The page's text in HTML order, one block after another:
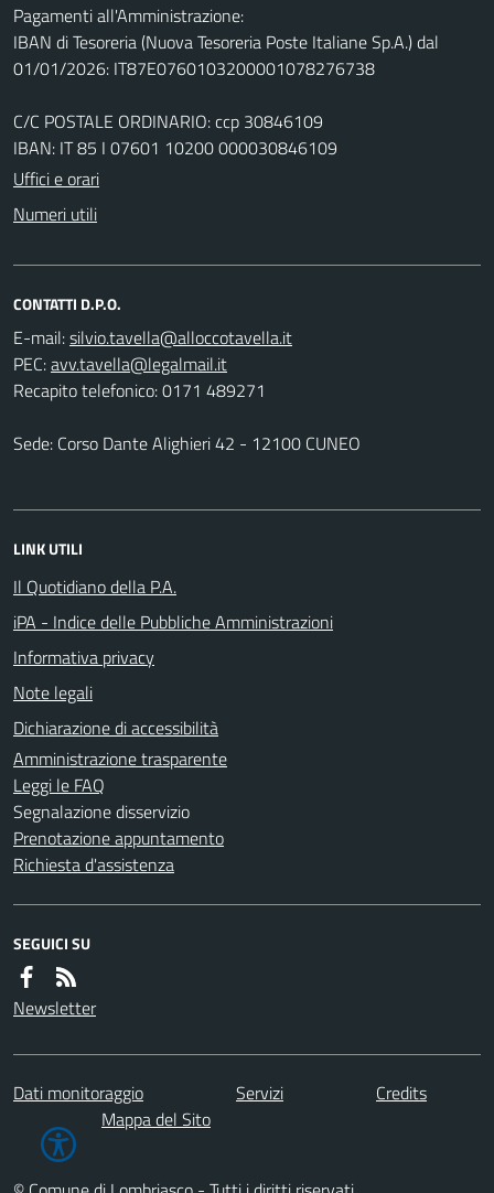
Pagamenti all'Amministrazione:
IBAN di Tesoreria (Nuova Tesoreria Poste Italiane Sp.A.) dal
01/01/2026: IT87E0760103200001078276738
C/C POSTALE ORDINARIO: ccp 30846109
IBAN: IT 85 I 07601 10200 000030846109
Uffici e orari
Numeri utili
CONTATTI D.P.O.
E-mail:
PEC:
Recapito telefonico: 0171 489271
Sede: Corso Dante Alighieri 42 - 12100 CUNEO
LINK UTILI
Il Quotidiano della P.A.
iPA - Indice delle Pubbliche Amministrazioni
Informativa privacy
Note legali
Dichiarazione di accessibilità
Amministrazione trasparente
Leggi le FAQ
Segnalazione disservizio
Prenotazione appuntamento
Richiesta d'assistenza
SEGUICI SU
Newsletter
Dati monitoraggio Servizi
Credits
Mappa del Sito